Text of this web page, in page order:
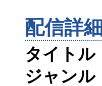
配信詳細
タイトル
ジャンル